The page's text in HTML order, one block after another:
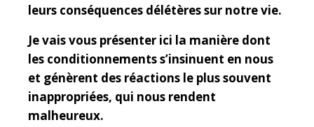
leurs conséquences délétères sur notre vie.
Je vais vous présenter ici la manière dont
les conditionnements s’insinuent en nous
et génèrent des réactions le plus souvent
inappropriées, qui nous rendent
malheureux.